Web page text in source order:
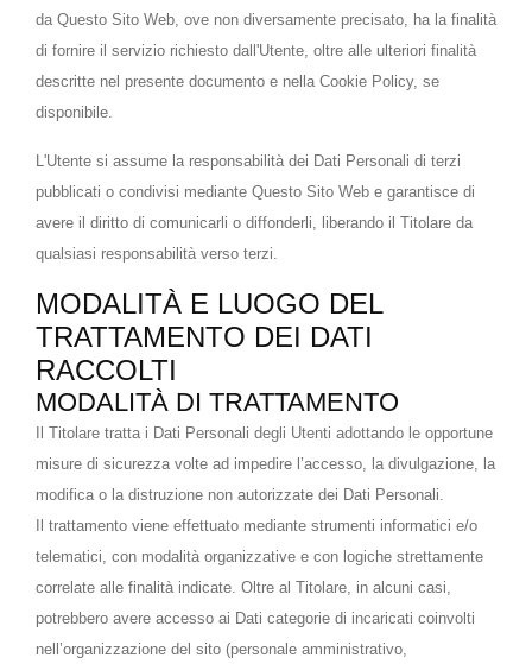
da Questo Sito Web, ove non diversamente precisato, ha la finalità
di fornire il servizio richiesto dall'Utente, oltre alle ulteriori finalità
descritte nel presente documento e nella Cookie Policy, se
disponibile.
L'Utente si assume la responsabilità dei Dati Personali di terzi
pubblicati o condivisi mediante Questo Sito Web e garantisce di
avere il diritto di comunicarli o diffonderli, liberando il Titolare da
qualsiasi responsabilità verso terzi.
MODALITÀ E LUOGO DEL
TRATTAMENTO DEI DATI
RACCOLTI
MODALITÀ DI TRATTAMENTO
Il Titolare tratta i Dati Personali degli Utenti adottando le opportune
misure di sicurezza volte ad impedire l’accesso, la divulgazione, la
modifica o la distruzione non autorizzate dei Dati Personali.
Il trattamento viene effettuato mediante strumenti informatici e/o
telematici, con modalità organizzative e con logiche strettamente
correlate alle finalità indicate. Oltre al Titolare, in alcuni casi,
potrebbero avere accesso ai Dati categorie di incaricati coinvolti
nell’organizzazione del sito (personale amministrativo,